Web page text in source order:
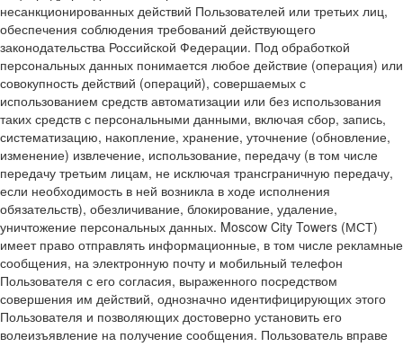
несанкционированных действий Пользователей или третьих лиц,
обеспечения соблюдения требований действующего
законодательства Российской Федерации. Под обработкой
персональных данных понимается любое действие (операция) или
совокупность действий (операций), совершаемых с
использованием средств автоматизации или без использования
таких средств с персональными данными, включая сбор, запись,
систематизацию, накопление, хранение, уточнение (обновление,
изменение) извлечение, использование, передачу (в том числе
передачу третьим лицам, не исключая трансграничную передачу,
если необходимость в ней возникла в ходе исполнения
обязательств), обезличивание, блокирование, удаление,
уничтожение персональных данных. Moscow City Towers (МСТ)
имеет право отправлять информационные, в том числе рекламные
сообщения, на электронную почту и мобильный телефон
Пользователя с его согласия, выраженного посредством
совершения им действий, однозначно идентифицирующих этого
Пользователя и позволяющих достоверно установить его
волеизъявление на получение сообщения. Пользователь вправе